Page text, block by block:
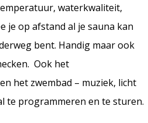
waterkwaliteit,
je op afstand al je sauna kan
bent. Handig maar ook
Ook het
het zwembad – muziek, licht
te programmeren en te sturen.